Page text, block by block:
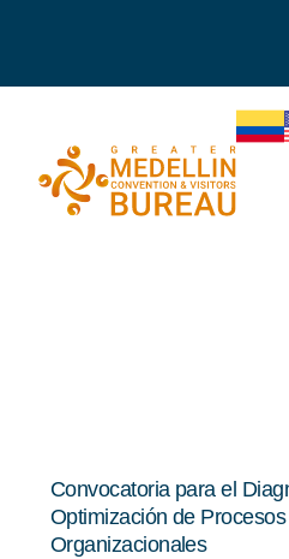
Convocatoria para el
Optimización de
Organizacionales